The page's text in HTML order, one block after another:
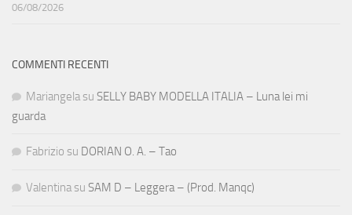
06/08/2026
COMMENTI RECENTI
Mariangela su SELLY BABY MODELLA ITALIA – Luna lei mi
guarda
Fabrizio su DORIAN O. A. – Tao
Valentina su SAM D – Leggera – (Prod. Manqc)